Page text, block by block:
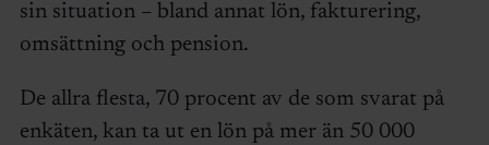
sin situation – bland annat lön, fakturering,
omsättning och pension.
De allra flesta, 70 procent av de som svarat på
enkäten, kan ta ut en lön på mer än 50 000